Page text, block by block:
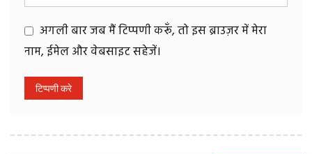
अगली बार जब मैं टिप्पणी करूँ, तो इस ब्राउज़र में मेरा
नाम, ईमेल और वेबसाइट सहेजें।